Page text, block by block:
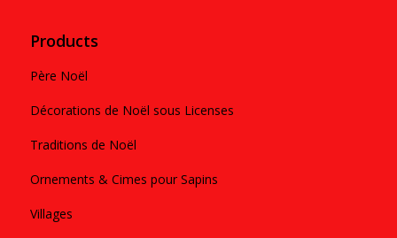
Products
Père Noël
Décorations de Noël sous Licenses
Traditions de Noël
Ornements & Cimes pour Sapins
Villages